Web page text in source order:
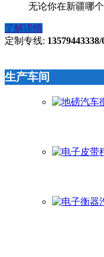
无论你在新疆哪
了解详情
定制专线:
生产车间